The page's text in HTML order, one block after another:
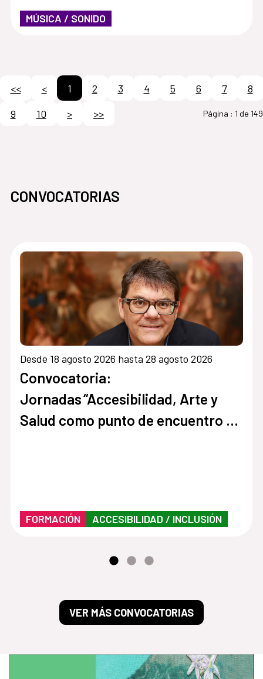
MÚSICA / SONIDO
<< < 1 2 3 4 5 6 7
8
9
10 > >> Página : 1 de 149
CONVOCATORIAS
Desde 18 agosto 2026 hasta 28 agosto 2026
Convocatoria:
Jornadas “Accesibilidad, Arte y
Salud como punto de encuentro y
FORMACIÓN ACCESIBILIDAD / INCLUSIÓN
VER MÁS CONVOCATORIAS